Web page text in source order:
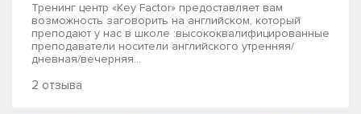
Тренинг центр «Key Factor» предоставляет вам
возможность заговорить на английском, который
преподают у нас в школе :высококвалифицированные
преподаватели носители английского утренняя/
дневная/вечерняя...
2 отзыва